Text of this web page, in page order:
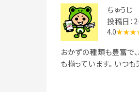
ちゅうじ
投稿日
4.0
おかずの種類も豊富で
も揃っています。 いつ